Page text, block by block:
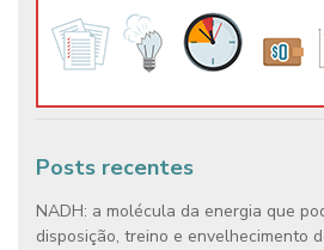
Posts recentes
NADH: a molécula da energia que
disposição, treino e envelhecimento